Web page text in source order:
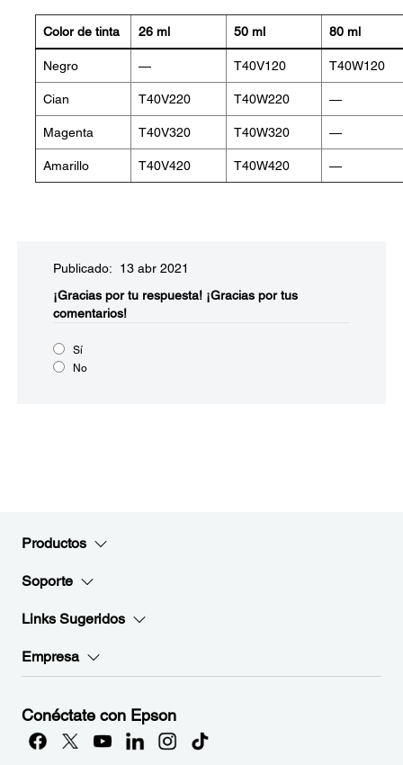
Color de tinta 26 ml 50 ml 80 ml
Negro — T40V120 T40W120
Cian T40V220 T40W220 —
Magenta T40V320 T40W320 —
Amarillo T40V420 T40W420 —
Publicado: 13 abr 2021
¡Gracias por tu respuesta! ¡Gracias por tus
comentarios!
Sí
No
Productos
Soporte
Links Sugeridos
Empresa
Conéctate con Epson